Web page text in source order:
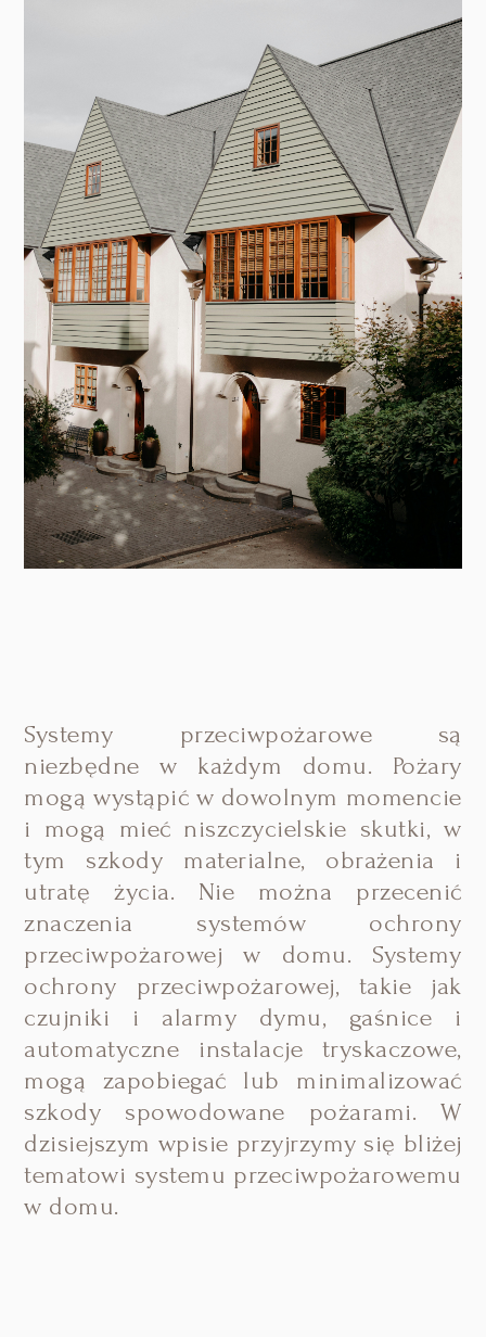
Systemy przeciwpożarowe są
niezbędne w każdym domu. Pożary
mogą wystąpić w dowolnym momencie
i mogą mieć niszczycielskie skutki, w
tym szkody materialne, obrażenia i
utratę życia. Nie można przecenić
znaczenia systemów ochrony
przeciwpożarowej w domu. Systemy
ochrony przeciwpożarowej, takie jak
czujniki i alarmy dymu, gaśnice i
automatyczne instalacje tryskaczowe,
mogą zapobiegać lub minimalizować
szkody spowodowane pożarami. W
dzisiejszym wpisie przyjrzymy się bliżej
tematowi systemu przeciwpożarowemu
w domu.